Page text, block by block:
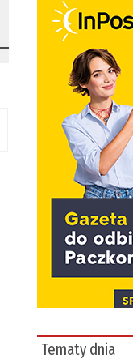
Tematy dnia